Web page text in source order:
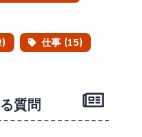
仕事 (15)
質問